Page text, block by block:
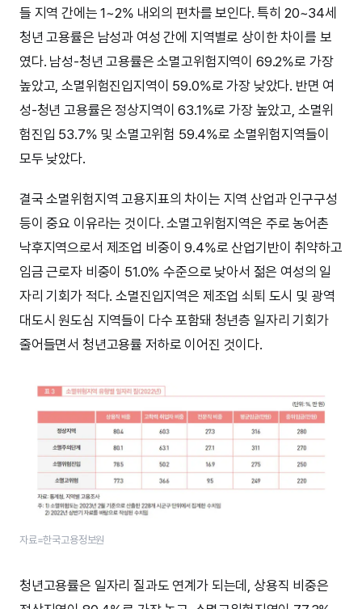
들 지역 간에는 1~2% 내외의 편차를 보인다. 특히 20~34세
청년 고용률은 남성과 여성 간에 지역별로 상이한 차이를 보
였다. 남성-청년 고용률은 소멸고위험지역이 69.2%로 가장
높았고, 소멸위험진입지역이 59.0%로 가장 낮았다. 반면 여
성-청년 고용률은 정상지역이 63.1%로 가장 높았고, 소멸위
험진입 53.7% 및 소멸고위험 59.4%로 소멸위험지역들이
모두 낮았다.
결국 소멸위험지역 고용지표의 차이는 지역 산업과 인구구성
등이 중요 이유라는 것이다. 소멸고위험지역은 주로 농어촌
낙후지역으로서 제조업 비중이 9.4%로 산업기반이 취약하고
임금 근로자 비중이 51.0% 수준으로 낮아서 젊은 여성의 일
자리 기회가 적다. 소멸진입지역은 제조업 쇠퇴 도시 및 광역
대도시 원도심 지역들이 다수 포함돼 청년층 일자리 기회가
줄어들면서 청년고용률 저하로 이어진 것이다.
자료=한국고용정보원
청년고용률은 일자리 질과도 연계가 되는데, 상용직 비중은